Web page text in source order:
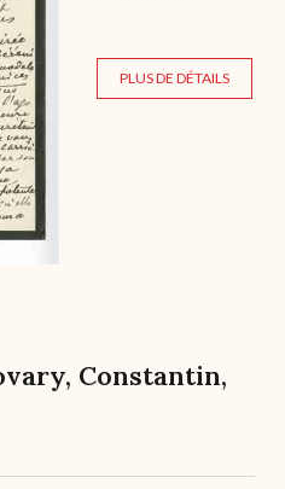
PLUS DE DÉTAILS
Constantin,